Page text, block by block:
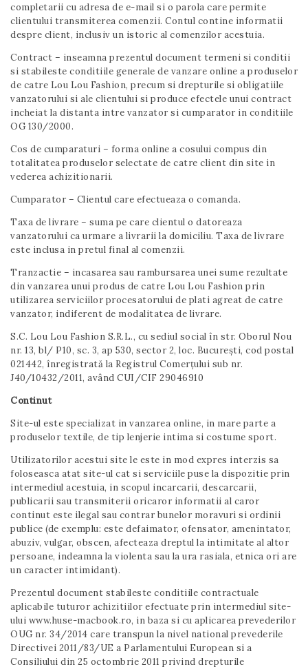
completarii cu adresa de e-mail si o parola care permite
clientului transmiterea comenzii. Contul contine informatii
despre client, inclusiv un istoric al comenzilor acestuia.
Contract – inseamna prezentul document termeni si conditii
si stabileste conditiile generale de vanzare online a produselor
de catre Lou Lou Fashion, precum si drepturile si obligatiile
vanzatorului si ale clientului si produce efectele unui contract
incheiat la distanta intre vanzator si cumparator in conditiile
OG 130/2000.
Cos de cumparaturi – forma online a cosului compus din
totalitatea produselor selectate de catre client din site in
vederea achizitionarii.
Cumparator – Clientul care efectueaza o comanda.
Taxa de livrare – suma pe care clientul o datoreaza
vanzatorului ca urmare a livrarii la domiciliu. Taxa de livrare
este inclusa in pretul final al comenzii.
Tranzactie – incasarea sau rambursarea unei sume rezultate
din vanzarea unui produs de catre Lou Lou Fashion prin
utilizarea serviciilor procesatorului de plati agreat de catre
vanzator, indiferent de modalitatea de livrare.
S.C. Lou Lou Fashion S.R.L., cu sediul social în str. Oborul Nou
nr. 13, bl/ P10, sc. 3, ap 530, sector 2, loc. București, cod postal
021442, înregistrată la Registrul Comerțului sub nr.
J40/10432/2011, având CUI/CIF 29046910
Continut
Site-ul este specializat in vanzarea online, in mare parte a
produselor textile, de tip lenjerie intima si costume sport.
Utilizatorilor acestui site le este in mod expres interzis sa
foloseasca atat site-ul cat si serviciile puse la dispozitie prin
intermediul acestuia, in scopul incarcarii, descarcarii,
publicarii sau transmiterii oricaror informatii al caror
continut este ilegal sau contrar bunelor moravuri si ordinii
publice (de exemplu: este defaimator, ofensator, amenintator,
abuziv, vulgar, obscen, afecteaza dreptul la intimitate al altor
persoane, indeamna la violenta sau la ura rasiala, etnica ori are
un caracter intimidant).
Prezentul document stabileste conditiile contractuale
aplicabile tuturor achizitiilor efectuate prin intermediul site-
ului www.huse-macbook.ro, in baza si cu aplicarea prevederilor
OUG nr. 34/2014 care transpun la nivel national prevederile
Directivei 2011/83/UE a Parlamentului European si a
Consiliului din 25 octombrie 2011 privind drepturile